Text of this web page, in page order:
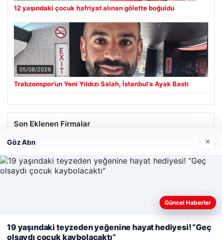
12 yaşındaki çocuk hafriyat alınan gölette boğuldu
05/08/2026
Trabzonspor’un Yeni Yıldızı Salah, İstanbul’a Ayak Bastı
Son Eklenen Firmalar
Hastaş Beton
26/05/2026
© 2026 Haber Notları – Güncel Haberler
Web sitemizi nasıl kullandığınızı daha iyi anlayabilmek,
kullanıyoruz.Çerez Politikamız
Göz Atın ×
Güncel Haberler
19 yaşındaki teyzeden yeğenine hayat hediyesi! “Geç
olsaydı çocuk kaybolacaktı”